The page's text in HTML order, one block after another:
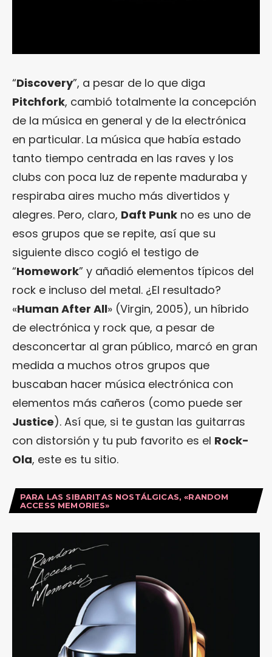
“Discovery”, a pesar de lo que diga
Pitchfork, cambió totalmente la concepción
de la música en general y de la electrónica
en particular. La música que había estado
tanto tiempo centrada en las raves y los
clubs con poca luz de repente maduraba y
respiraba aires mucho más divertidos y
alegres. Pero, claro, Daft Punk no es uno de
esos grupos que se repite, así que su
siguiente disco cogió el testigo de
“Homework” y añadió elementos típicos del
rock e incluso del metal. ¿El resultado?
«Human After All» (Virgin, 2005), un híbrido
de electrónica y rock que, a pesar de
desconcertar al gran público, marcó en gran
medida a muchos otros grupos que
buscaban hacer música electrónica con
elementos más cañeros (como puede ser
Justice). Así que, si te gustan las guitarras
con distorsión y tu pub favorito es el Rock-
Ola, este es tu sitio.
PARA LAS SIBARITAS NOSTÁLGICAS, «RANDOM
ACCESS MEMORIES»